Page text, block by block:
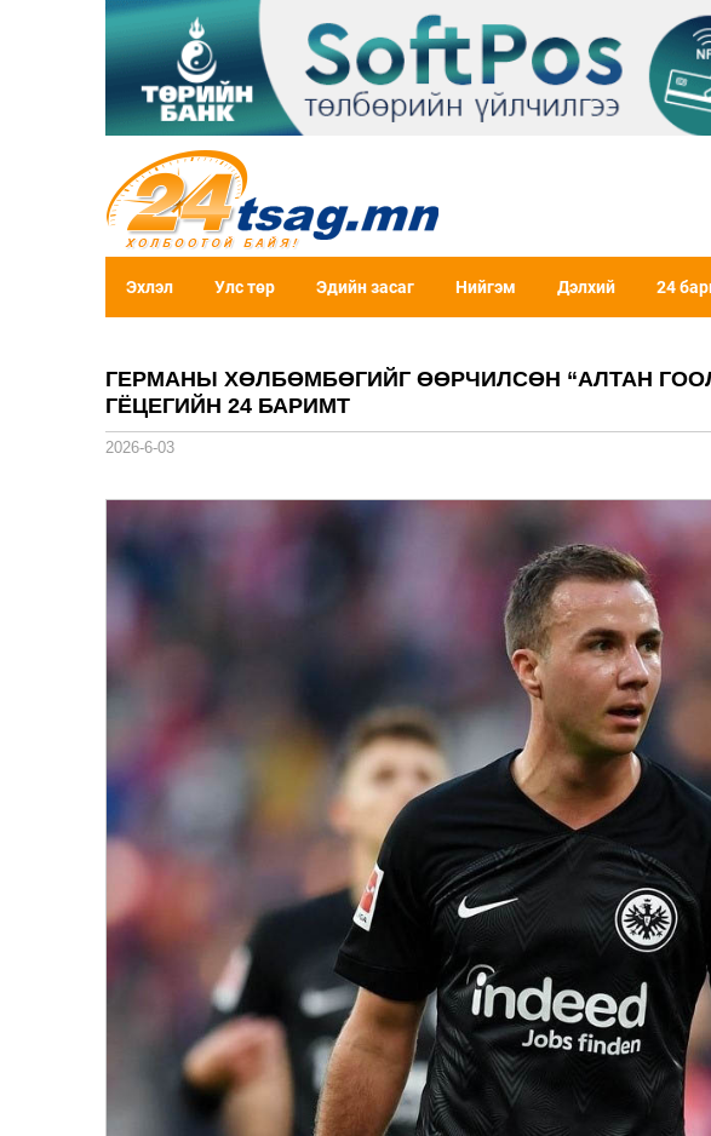
Эхлэл Улс төр Эдийн засаг Нийгэм Дэлхий 24
ГЕРМАНЫ ХӨЛБӨМБӨГИЙГ ӨӨРЧИЛСӨН “АЛТАН
ГЁЦЕГИЙН 24 БАРИМТ
2026-6-03